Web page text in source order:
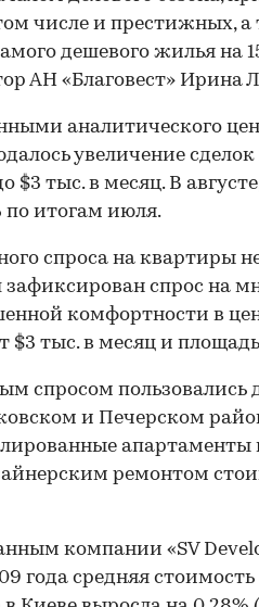
числе и престижных,
дешевого жилья на
АН «Благовест» Ирина
аналитического
увеличение
тыс. в месяц. В
по итогам июля.
спроса на квартиры
зафиксирован спрос на
комфортности в
$3 тыс. в месяц и
спросом пользовались
и Печерском
ремонтом
компании «SV
года средняя